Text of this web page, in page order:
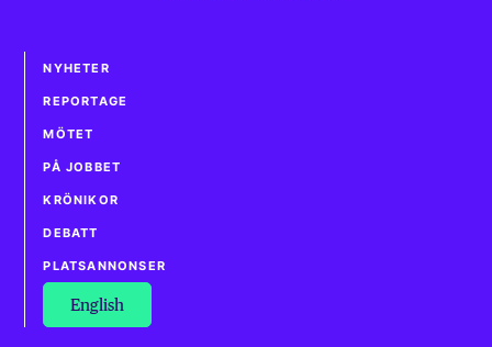
NYHETER
REPORTAGE
MÖTET
PÅ JOBBET
KRÖNIKOR
DEBATT
PLATSANNONSER
English